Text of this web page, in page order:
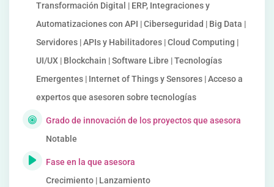
Transformación Digital | ERP, Integraciones y
Automatizaciones con API | Ciberseguridad | Big Data |
Servidores | APIs y Habilitadores | Cloud Computing |
UI/UX | Blockchain | Software Libre | Tecnologías
Emergentes | Internet of Things y Sensores | Acceso a
expertos que asesoren sobre tecnologías
Grado de innovación de los proyectos que asesora
Notable
Fase en la que asesora
Crecimiento | Lanzamiento